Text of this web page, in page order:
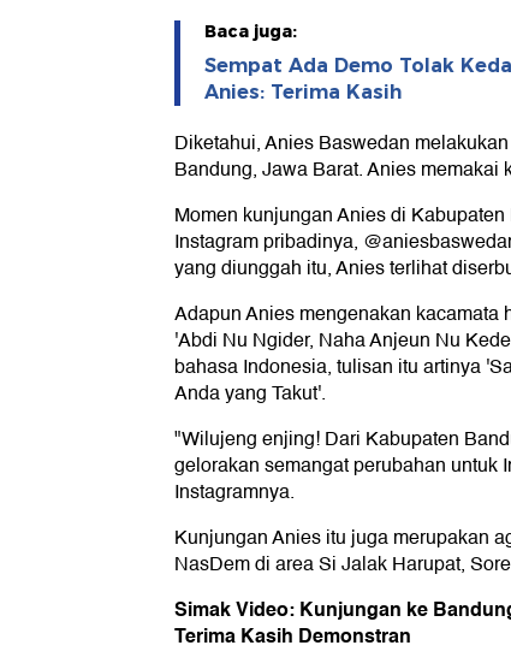
Baca juga:
Sempat Ada Demo Tolak
Anies: Terima Kasih
Diketahui, Anies Baswedan
Bandung, Jawa Barat. Anies
Momen kunjungan Anies di
Instagram pribadinya,
yang diunggah itu, Anies terlihat
Adapun Anies mengenakan kacamata
'Abdi Nu Ngider, Naha Anjeun Nu
bahasa Indonesia, tulisan itu artinya
Anda yang Takut'.
"Wilujeng enjing! Dari Kabupaten
gelorakan semangat perubahan untuk
Instagramnya.
Kunjungan Anies itu juga merupakan
NasDem di area Si Jalak Harupat,
Simak Video: Kunjungan ke
Terima Kasih Demonstran